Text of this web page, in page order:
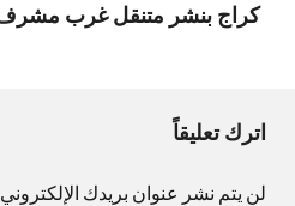
اترك تعليقاً
لن يتم نشر عنوان بريدك الإلكتروني.